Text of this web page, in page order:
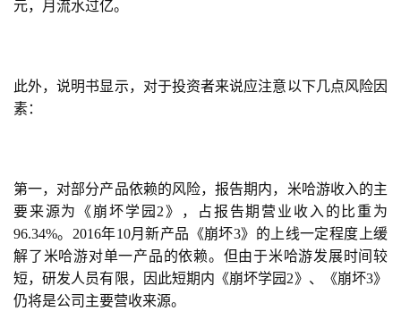
2
0
第
十
三
届
金
茶
奖
元，月流水过亿。
此外，说明书显示，对于投资者来说应注意以下几点风险因
素：
第一，对部分产品依赖的风险，报告期内，米哈游收入的主
要来源为《崩坏学园2》，占报告期营业收入的比重为
96.34%。2016年10月新产品《崩坏3》的上线一定程度上缓
解了米哈游对单一产品的依赖。但由于米哈游发展时间较
短，研发人员有限，因此短期内《崩坏学园2》、《崩坏3》
仍将是公司主要营收来源。